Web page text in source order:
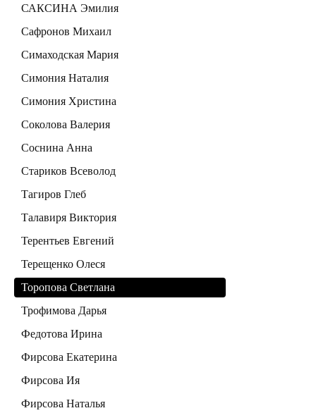
САКСИНА Эмилия
Сафронов Михаил
Симаходская Мария
Симония Наталия
Симония Христина
Соколова Валерия
Соснина Анна
Стариков Всеволод
Тагиров Глеб
Талавиря Виктория
Терентьев Евгений
Терещенко Олеся
Торопова Светлана
Трофимова Дарья
Федотова Ирина
Фирсова Екатерина
Фирсова Ия
Фирсова Наталья